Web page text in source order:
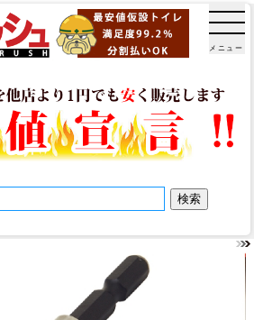
メニュー